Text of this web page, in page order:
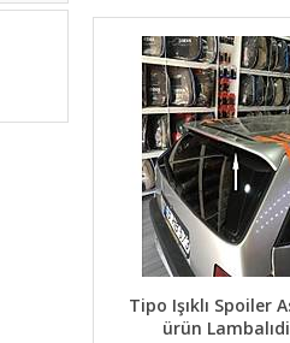
Tipo Işıklı Spoiler
ürün